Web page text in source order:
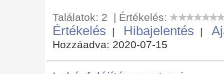
Találatok: 2 | Értékelés:
Értékelés | Hibajelentés |
Hozzáadva: 2020-07-15